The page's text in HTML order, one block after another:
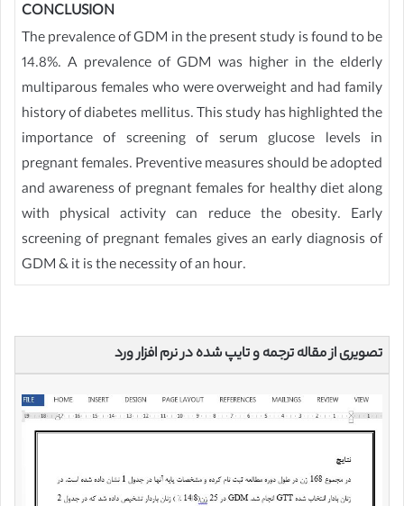
CONCLUSION
The prevalence of GDM in the present study is found to be
14.8%. A prevalence of GDM was higher in the elderly
multiparous females who were overweight and had family
history of diabetes mellitus. This study has highlighted the
importance of screening of serum glucose levels in
pregnant females. Preventive measures should be adopted
and awareness of pregnant females for healthy diet along
with physical activity can reduce the obesity. Early
screening of pregnant females gives an early diagnosis of
GDM & it is the necessity of an hour.
تصویری از مقاله ترجمه و تایپ شده در نرم افزار ورد